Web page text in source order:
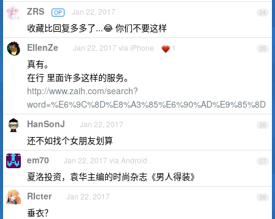
24
ZRS OP Jan 22, 2017
收藏比回复多多了...😂 你们不要这样
25
EIlenZe Jan 22, 2017 via iPhone 1
真有。
在行 里面许多这样的服务。
http://www.zaih.com/search?
word=%E6%9C%8D%E8%A3%85%E6%90%AD%E9%85%8D
26
HanSonJ Jan 22, 2017
还不如找个女朋友划算
27
em70 Jan 22, 2017 via Android
夏洛投资，袁华主编的时尚杂志《男人得装》
28
RIcter Jan 22, 2017
垂衣？